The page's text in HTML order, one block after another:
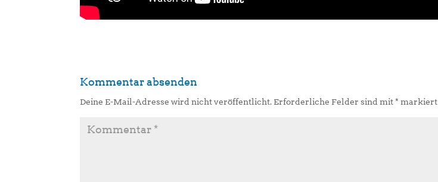
Kommentar absenden
Deine E-Mail-Adresse wird nicht veröffentlicht. Erforderliche Felder sind mit* markiert